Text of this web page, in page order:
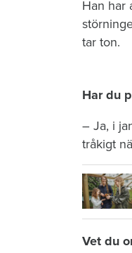
Han har
tar ton.
Har du
– Ja, i
tråkigt
Vet du